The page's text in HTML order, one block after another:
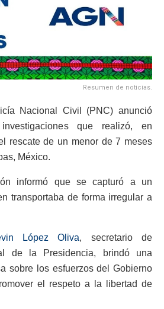
Resumen de noticias.
Nacional Civil (PNC) anunció
que realizó, en
rescate de un menor de 7 meses
México.
informó que se capturó a un
transportaba de forma irregular a
López Oliva, secretario de
de la Presidencia, brindó una
sobre los esfuerzos del Gobierno
el respeto a la libertad de